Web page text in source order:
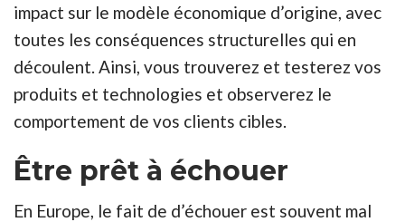
impact sur le modèle économique d’origine, avec
toutes les conséquences structurelles qui en
découlent. Ainsi, vous trouverez et testerez vos
produits et technologies et observerez le
comportement de vos clients cibles.
Être prêt à échouer
En Europe, le fait de d’échouer est souvent mal